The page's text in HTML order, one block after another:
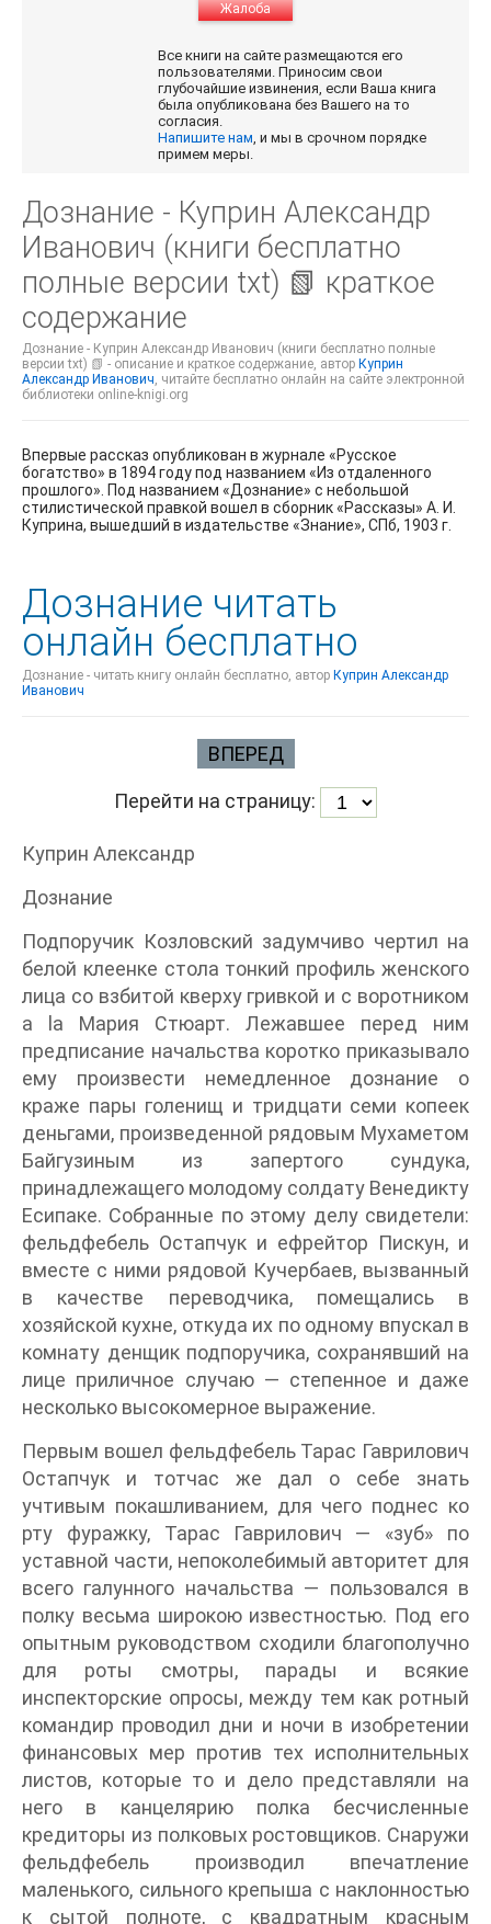
Жалоба
Все книги на сайте размещаются его
пользователями. Приносим свои
глубочайшие извинения, если Ваша книга
была опубликована без Вашего на то
согласия.
Напишите нам, и мы в срочном порядке
примем меры.
Дознание - Куприн Александр
Иванович (книги бесплатно
полные версии txt) 📗 краткое
содержание
Дознание - Куприн Александр Иванович (книги бесплатно полные
версии txt) 📗 - описание и краткое содержание, автор Куприн
Александр Иванович, читайте бесплатно онлайн на сайте электронной
библиотеки online-knigi.org
Впервые рассказ опубликован в журнале «Русское
богатство» в 1894 году под названием «Из отдаленного
прошлого». Под названием «Дознание» с небольшой
стилистической правкой вошел в сборник «Рассказы» А. И.
Куприна, вышедший в издательстве «Знание», СПб, 1903 г.
Дознание читать
онлайн бесплатно
Дознание - читать книгу онлайн бесплатно, автор Куприн Александр
Иванович
ВПЕРЕД
Перейти на страницу:
Куприн Александр
Дознание
Подпоручик Козловский задумчиво чертил на
белой клеенке стола тонкий профиль женского
лица со взбитой кверху гривкой и с воротником
a la Мария Стюарт. Лежавшее перед ним
предписание начальства коротко приказывало
ему произвести немедленное дознание о
краже пары голенищ и тридцати семи копеек
деньгами, произведенной рядовым Мухаметом
Байгузиным из запертого сундука,
принадлежащего молодому солдату Венедикту
Есипаке. Собранные по этому делу свидетели:
фельдфебель Остапчук и ефрейтор Пискун, и
вместе с ними рядовой Кучербаев, вызванный
в качестве переводчика, помещались в
хозяйской кухне, откуда их по одному впускал в
комнату денщик подпоручика, сохранявший на
лице приличное случаю — степенное и даже
несколько высокомерное выражение.
Первым вошел фельдфебель Тарас Гаврилович
Остапчук и тотчас же дал о себе знать
учтивым покашливанием, для чего поднес ко
рту фуражку, Тарас Гаврилович — «зуб» по
уставной части, непоколебимый авторитет для
всего галунного начальства — пользовался в
полку весьма широкою известностью. Под его
опытным руководством сходили благополучно
для роты смотры, парады и всякие
инспекторские опросы, между тем как ротный
командир проводил дни и ночи в изобретении
финансовых мер против тех исполнительных
листов, которые то и дело представляли на
него в канцелярию полка бесчисленные
кредиторы из полковых ростовщиков. Снаружи
фельдфебель производил впечатление
маленького, сильного крепыша с наклонностью
к сытой полноте, с квадратным красным